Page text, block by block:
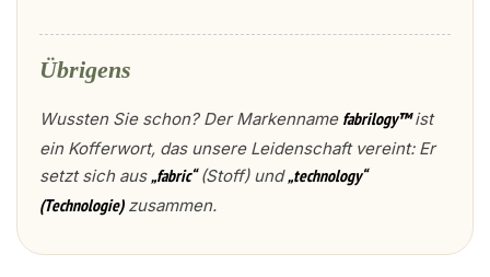
Übrigens
Wussten Sie schon? Der Markenname fabrilogy™ist
ein Kofferwort, das unsere Leidenschaft vereint: Er
setzt sich aus„fabric“(Stoff) und„technology“
(Technologie)zusammen.